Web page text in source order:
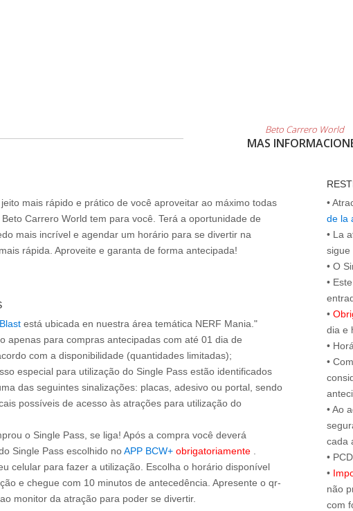
Beto Carrero World
MAS
mais rápido e prático de você aproveitar ao máximo todas
Carrero World tem para você. Terá a oportunidade de
mais incrível e agendar um horário para se divertir na
rápida. Aproveite e garanta de forma antecipada!
está ubicada en nuestra área temática NERF Mania."
apenas para compras antecipadas com até 01 dia de
com a disponibilidade (quantidades limitadas);
especial para utilização do Single Pass estão identificados
das seguintes sinalizações: placas, adesivo ou portal, sendo
possíveis de acesso às atrações para utilização do
o Single Pass, se liga! Após a compra você deverá
Single Pass escolhido noAPP BCW+ obrigatoriamente
celular para fazer a utilização. Escolha o horário disponível
e chegue com 10 minutos de antecedência. Apresente o qr-
monitor da atração para poder se divertir.
•
de la
• La
sigue
• O
•
•
dia e
•
•
• Ao
cada
•
•
não
com